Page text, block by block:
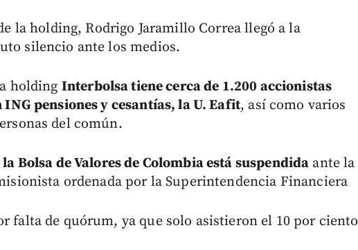
la holding, Rodrigo Jaramillo Correa llegó a la
silencio ante los medios.
holding Interbolsa tiene cerca de 1.200 accionistas
pensiones y cesantías, la U. Eafit, así como varios
del común.
Bolsa de Valores de Colombia está suspendida ante la
ordenada por la Superintendencia Financiera
falta de quórum, ya que solo asistieron el 10 por ciento